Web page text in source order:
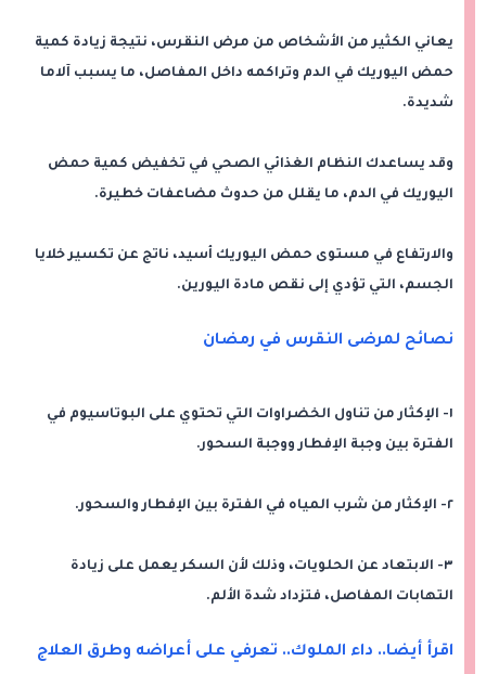
يعاني الكثير من الأشخاص من مرض النقرس، نتيجة زيادة كمية
حمض اليوريك في الدم وتراكمه داخل المفاصل، ما يسبب آلاما
شديدة.
وقد يساعدك النظام الغذائي الصحي في تخفيض كمية حمض
اليوريك في الدم، ما يقلل من حدوث مضاعفات خطيرة.
والارتفاع في مستوى حمض اليوريك أسيد، ناتج عن تكسير خلايا
الجسم، التي تؤدي إلى نقص مادة اليورين.
نصائح لمرضى النقرس في رمضان
١- الإكثار من تناول الخضراوات التي تحتوي على البوتاسيوم في
الفترة بين وجبة الإفطار ووجبة السحور.
٢- الإكثار من شرب المياه في الفترة بين الإفطار والسحور.
٣- الابتعاد عن الحلويات، وذلك لأن السكر يعمل على زيادة
التهابات المفاصل، فتزداد شدة الألم.
اقرأ أيضا.. داء الملوك.. تعرفي على أعراضه وطرق العلاج